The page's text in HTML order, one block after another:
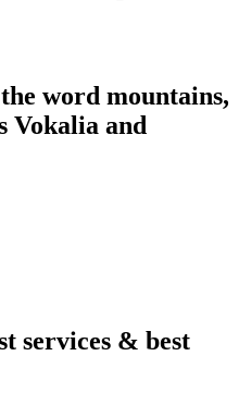
word mountains,
Vokalia and
services & best